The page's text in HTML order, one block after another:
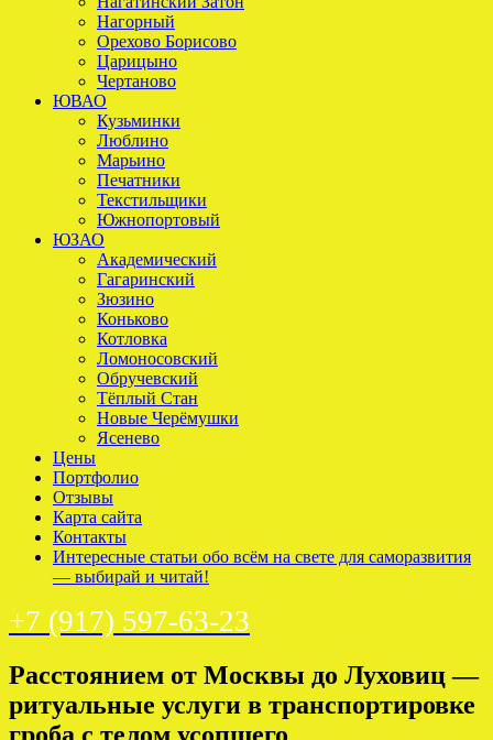
Нагорный
Орехово Борисово
Царицыно
Чертаново
ЮВАО
Кузьминки
Люблино
Марьино
Печатники
Текстильщики
Южнопортовый
ЮЗАО
Академический
Гагаринский
Зюзино
Коньково
Котловка
Ломоносовский
Обручевский
Тёплый Стан
Новые Черёмушки
Ясенево
Цены
Портфолио
Отзывы
Карта сайта
Контакты
Интересные статьи обо всём на свете для саморазвития
— выбирай и читай!
+7 (917) 597-63-23
Расстоянием от Москвы до Луховиц —
ритуальные услуги в транспортировке